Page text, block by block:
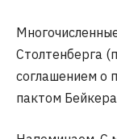
Столтенберга
соглашением о
пактом